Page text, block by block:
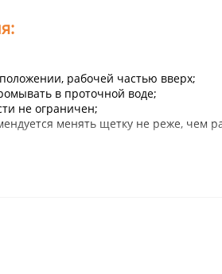
рабочей частью вверх;
в проточной воде;
не ограничен;
менять щетку не реже, чем
и другие качественные товары